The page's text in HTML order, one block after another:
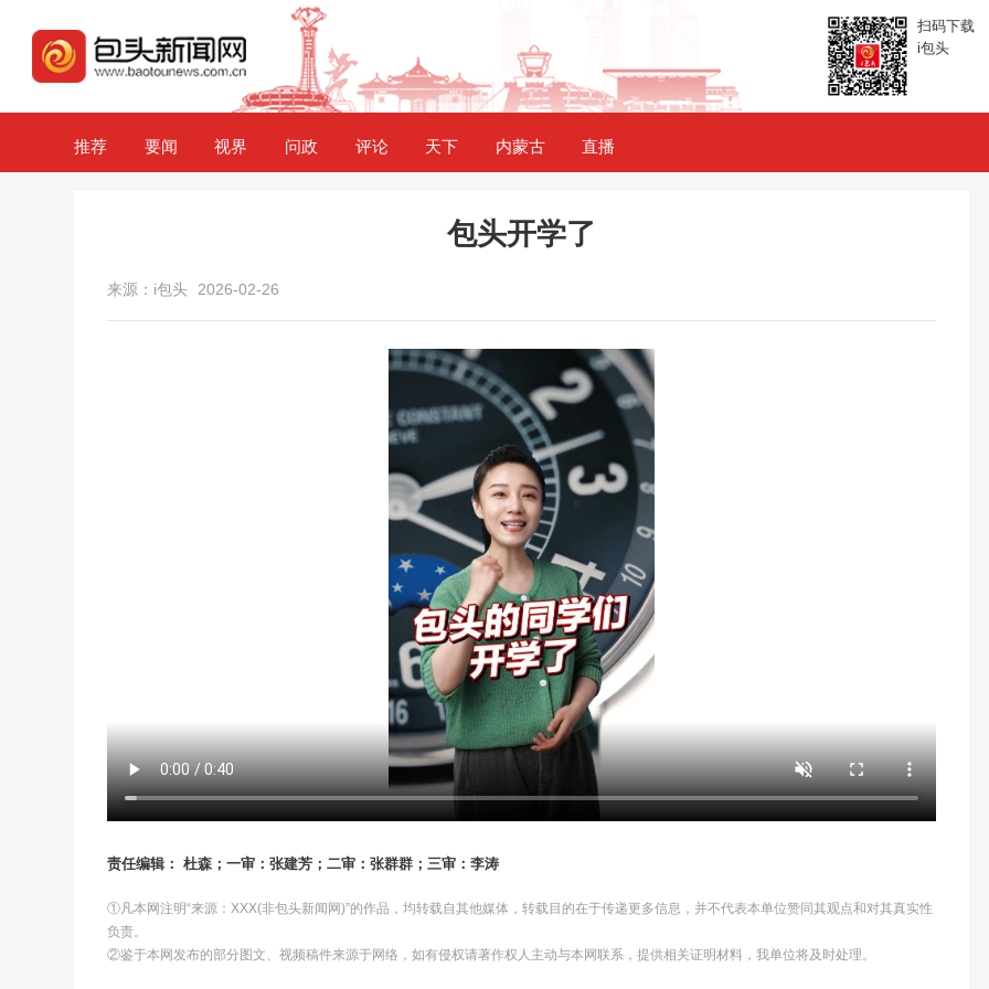
扫码下载
i包头
推荐 要闻 视界 问政 评论 天下 内蒙古 直播
包头开学了
来源：i包头 2026-02-26
责任编辑： 杜森；一审：张建芳；二审：张群群；三审：李涛
①凡本网注明“来源：XXX(非包头新闻网)”的作品，均转载自其他媒体，转载目的在于传递更多信息，并不代表本单位赞同其观点和对其真实性
负责。
②鉴于本网发布的部分图文、视频稿件来源于网络，如有侵权请著作权人主动与本网联系，提供相关证明材料，我单位将及时处理。